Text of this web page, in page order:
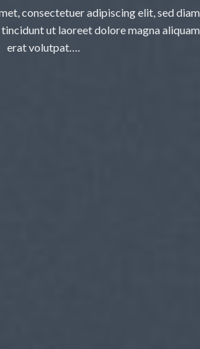
consectetuer adipiscing elit, sed diam
ut laoreet dolore magna aliquam
erat volutpat….